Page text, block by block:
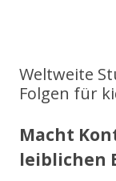
Weltweite
Folgen für
Macht
leiblichen